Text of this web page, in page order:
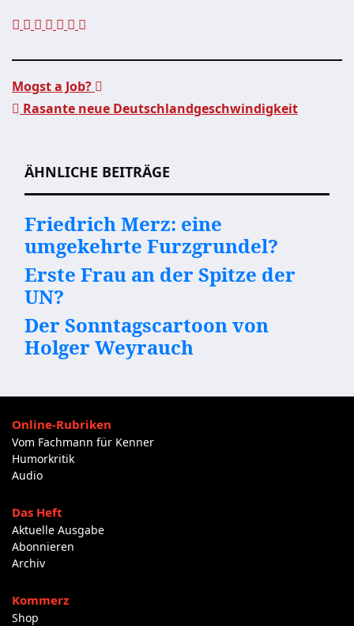
Mogst a Job?
Rasante neue Deutschlandgeschwindigkeit
ÄHNLICHE BEITRÄGE
Friedrich Merz: eine
umgekehrte Furzgrundel?
Erste Frau an der Spitze der
UN?
Der Sonntagscartoon von
Holger Weyrauch
Online-Rubriken
Vom Fachmann für Kenner
Humorkritik
Audio
Das Heft
Aktuelle Ausgabe
Abonnieren
Archiv
Kommerz
Shop